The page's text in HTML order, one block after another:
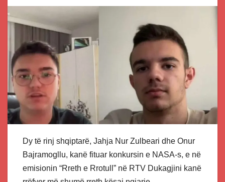
Dy të rinj shqiptarë, Jahja Nur Zulbeari dhe Onur
Bajramogllu, kanë fituar konkursin e NASA-s, e në
emisionin “Rreth e Rrotull” në RTV Dukagjini kanë